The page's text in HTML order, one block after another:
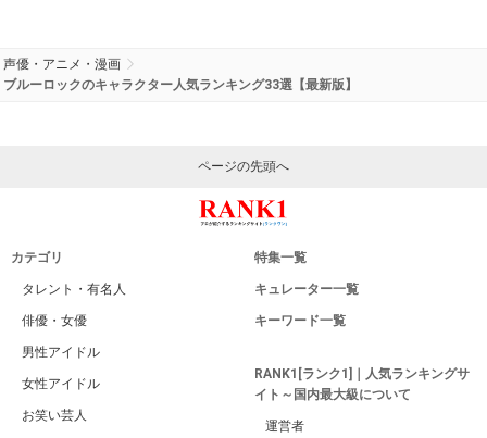
声優・アニメ・漫画
ブルーロックのキャラクター人気ランキング33選【最新版】
ページの先頭へ
カテゴリ
タレント・有名人
俳優・女優
男性アイドル
女性アイドル
お笑い芸人
特集一覧
キュレーター一覧
キーワード一覧
RANK1[ランク1]｜人気ランキングサ
イト～国内最大級について
運営者